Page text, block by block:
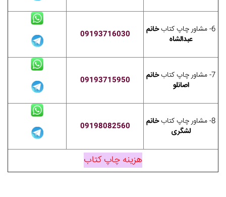
6- مشاور چاپ کتاب
خانم
عبدالشاه
09193716030
7- مشاور چاپ کتاب
خانم
اصانلو
09193715950
8- مشاور چاپ کتاب
خانم
لشگری
09198082560
هزینه چاپ کتاب